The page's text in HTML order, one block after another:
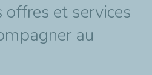
offres et services
au